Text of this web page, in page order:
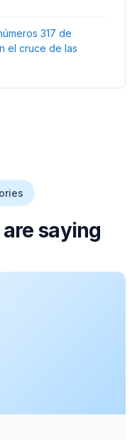
317 de
el cruce de las
saying